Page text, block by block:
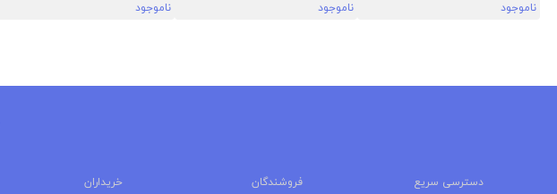
ناموجود ناموجود ناموجود
دسترسی سریع فروشندگان خریداران